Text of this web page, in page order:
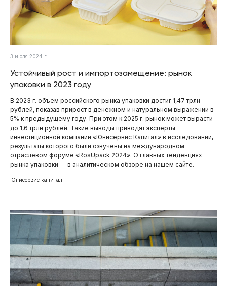
3 июля 2024 г.
Устойчивый рост и импортозамещение: рынок
упаковки в 2023 году
В 2023 г. объем российского рынка упаковки достиг 1,47 трлн
рублей, показав прирост в денежном и натуральном выражении в
5% к предыдущему году. При этом к 2025 г. рынок может вырасти
до 1,6 трлн рублей. Такие выводы приводят эксперты
инвестиционной компании «Юнисервис Капитал» в исследовании,
результаты которого были озвучены на международном
отраслевом форуме «RosUpack 2024». О главных тенденциях
рынка упаковки — в аналитическом обзоре на нашем сайте.
Юнисервис капитал